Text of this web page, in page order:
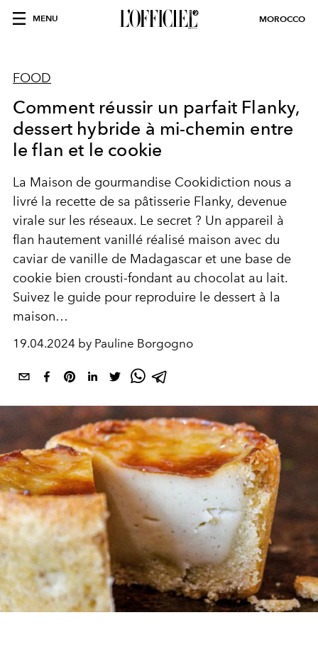
MENU MOROCCO
FOOD
Comment réussir un parfait Flanky,
dessert hybride à mi-chemin entre
le flan et le cookie
La Maison de gourmandise Cookidiction nous a
livré la recette de sa pâtisserie Flanky, devenue
virale sur les réseaux. Le secret ? Un appareil à
flan hautement vanillé réalisé maison avec du
caviar de vanille de Madagascar et une base de
cookie bien crousti-fondant au chocolat au lait.
Suivez le guide pour reproduire le dessert à la
maison…
19.04.2024 by Pauline Borgogno